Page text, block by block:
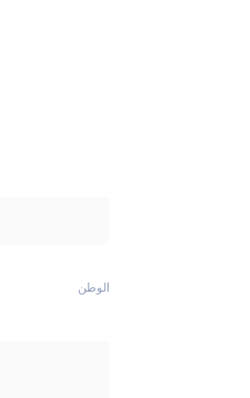
الوطن